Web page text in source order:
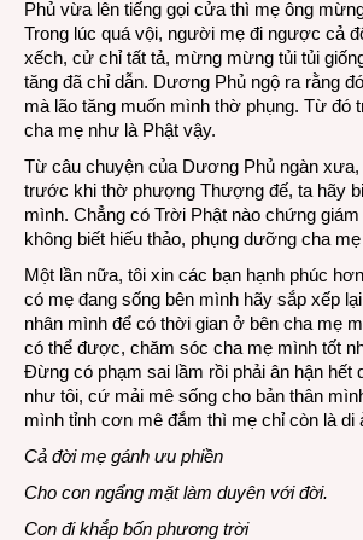
Phủ vừa lên tiếng gọi cửa thì mẹ ông
Trong lúc quá vội, người mẹ đi ngược cả
xếch, cử chỉ tất tả, mừng mừng tủi tủi
tăng đã chỉ dẫn. Dương Phủ ngộ ra rằng
mà lão tăng muốn mình thờ phụng. Từ đó
cha mẹ như là Phật vậy.
Từ câu chuyện của Dương Phủ ngàn xưa,
trước khi thờ phượng Thượng đế, ta hãy
mình. Chẳng có Trời Phật nào chứng
không biết hiếu thảo, phụng dưỡng cha mẹ
Một lần nữa, tôi xin các bạn hạnh phúc
có mẹ đang sống bên mình hãy sắp xếp
nhân mình để có thời gian ở bên cha mẹ
có thể được, chăm sóc cha mẹ mình tốt
Đừng có phạm sai lầm rồi phải ân hận hết
như tôi, cứ mải mê sống cho bản thân
mình tỉnh cơn mê đắm thì mẹ chỉ còn là di
Cả đời mẹ gánh ưu phiền
Cho con ngẩng mặt làm duyên với đời.
Con đi khắp bốn phương trời